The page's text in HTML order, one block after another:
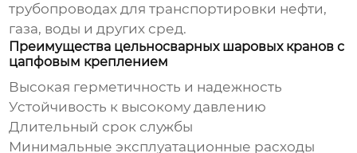
трубопроводах для транспортировки нефти,
газа, воды и других сред.
Преимущества цельносварных шаровых кранов с
цапфовым креплением
Высокая герметичность и надежность
Устойчивость к высокому давлению
Длительный срок службы
Минимальные эксплуатационные расходы